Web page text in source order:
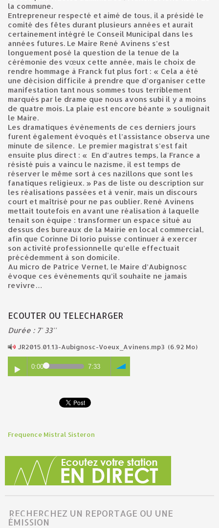
la commune.
Entrepreneur respecté et aimé de tous, il a présidé le
comité des fêtes durant plusieurs années et aurait
certainement intégré le Conseil Municipal dans les
années futures. Le Maire René Avinens s’est
longuement posé la question de la tenue de la
cérémonie des vœux cette année, mais le choix de
rendre hommage à Franck fut plus fort : « Cela a été
une décision difficile à prendre que d’organiser cette
manifestation tant nous sommes tous terriblement
marqués par le drame que nous avons subi il y a moins
de quatre mois. La plaie est encore béante » soulignait
le Maire.
Les dramatiques évènements de ces derniers jours
furent également évoqués et l’assistance observa une
minute de silence. Le premier magistrat s’est fait
ensuite plus direct : « En d’autres temps, la France a
résisté puis a vaincu le nazisme, il est temps de
réserver le même sort à ces nazillons que sont les
fanatiques religieux. » Pas de liste ou description sur
les réalisations passées et à venir, mais un discours
court et maîtrisé pour ne pas oublier. René Avinens
mettait toutefois en avant une réalisation à laquelle
tenait son équipe : transformer un espace situé au
dessus des bureaux de la Mairie en local commercial,
afin que Corinne Di Iorio puisse continuer à exercer
son activité professionnelle qu’elle effectuait
précédemment à son domicile.
Au micro de Patrice Vernet, le Maire d’Aubignosc
évoque ces évènements qu’il souhaite ne jamais
revivre…
ECOUTER OU TELECHARGER
Durée : 7' 33''
JR2015.01.13-Aubignosc-Voeux_Avinens.mp3 (6.92 Mo)
0:00 7:33
Frequence Mistral Sisteron
RECHERCHEZ UN REPORTAGE OU UNE
ÉMISSION